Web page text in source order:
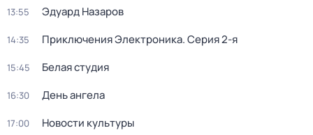
13:55 Эдуард Назаров
14:35 Приключения Электроника. Серия 2-я
15:45 Белая студия
16:30 День ангела
17:00 Новости культуры